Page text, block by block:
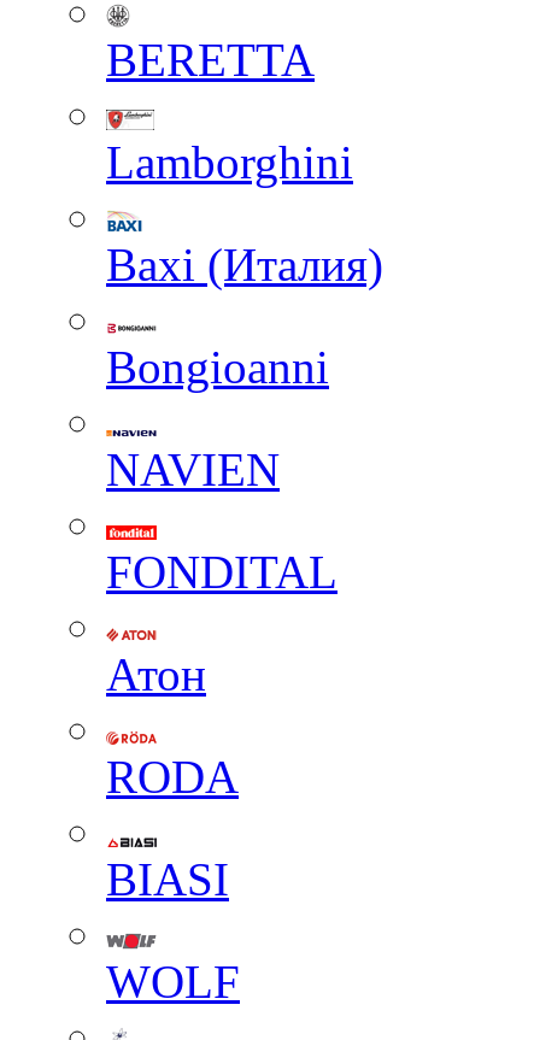
BERETTA
Lamborghini
Baxi (Италия)
Вongioanni
NAVIEN
FONDITAL
Атон
RODA
BIASI
WOLF